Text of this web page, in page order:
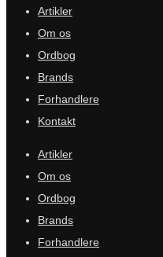
Artikler
Om os
Ordbog
Brands
Forhandlere
Kontakt
Artikler
Om os
Ordbog
Brands
Forhandlere